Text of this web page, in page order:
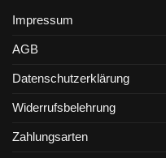
Impressum
AGB
Datenschutzerklärung
Widerrufsbelehrung
Zahlungsarten